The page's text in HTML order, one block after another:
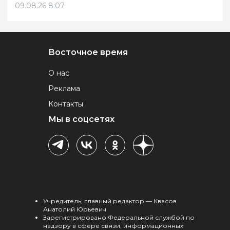
09.08.26 8:07
Восточное время
О нас
Реклама
Контакты
Мы в соцсетях
Учредитель, главный редактор — Квасов
Анатолий Юрьевич
Зарегистрировано Федеральной службой по
надзору в сфере связи, информационных